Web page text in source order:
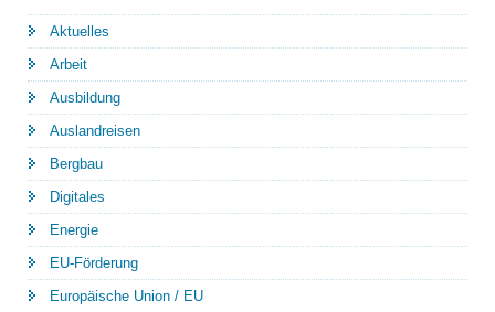
Aktuelles
Arbeit
Ausbildung
Auslandreisen
Bergbau
Digitales
Energie
EU-Förderung
Europäische Union / EU